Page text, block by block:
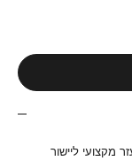
מקצועי ליישור